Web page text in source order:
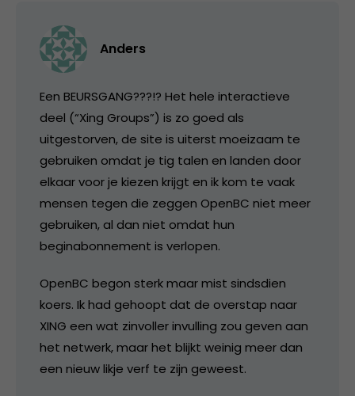
Anders
Een BEURSGANG???!? Het hele interactieve
deel (“Xing Groups”) is zo goed als
uitgestorven, de site is uiterst moeizaam te
gebruiken omdat je tig talen en landen door
elkaar voor je kiezen krijgt en ik kom te vaak
mensen tegen die zeggen OpenBC niet meer
gebruiken, al dan niet omdat hun
beginabonnement is verlopen.
OpenBC begon sterk maar mist sindsdien
koers. Ik had gehoopt dat de overstap naar
XING een wat zinvoller invulling zou geven aan
het netwerk, maar het blijkt weinig meer dan
een nieuw likje verf te zijn geweest.